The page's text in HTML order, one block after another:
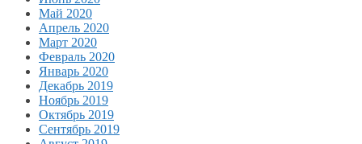
Май 2020
Апрель 2020
Март 2020
Февраль 2020
Январь 2020
Декабрь 2019
Ноябрь 2019
Октябрь 2019
Сентябрь 2019